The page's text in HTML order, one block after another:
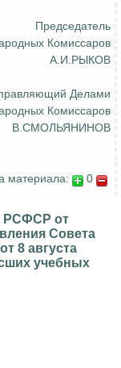
Председатель
Комиссаров
А.И.РЫКОВ
Делами
Комиссаров
В.СМОЛЬЯНИНОВ
материала: 0
РСФСР от
Совета
8 августа
учебных